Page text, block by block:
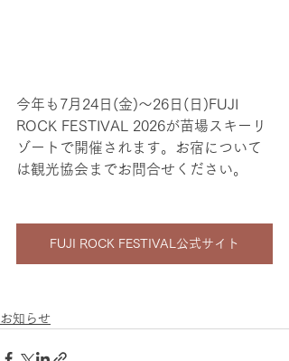
今年も7月24日(金)〜26日(日)FUJI
ROCK FESTIVAL 2026が苗場スキーリ
ゾートで開催されます。お宿について
は観光協会までお問合せください。
FUJI ROCK FESTIVAL公式サイト
お知らせ